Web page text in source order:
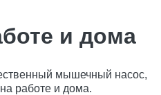
и дома
мышечный насос,
работе и дома.